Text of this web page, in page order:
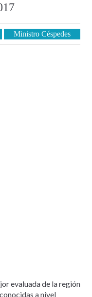
Ministro Céspedes
evaluada de la región
a nivel